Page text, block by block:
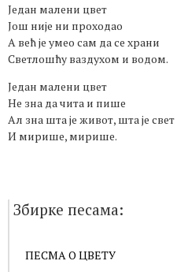
Један малени цвет
Још није ни проходао
А већ је умео сам да се храни
Светлошћу ваздухом и водом.
Један малени цвет
Не зна да чита и пише
Ал зна шта је живот, шта је свет
И мирише, мирише.
Збирке песама:
ПЕСМА О ЦВЕТУ